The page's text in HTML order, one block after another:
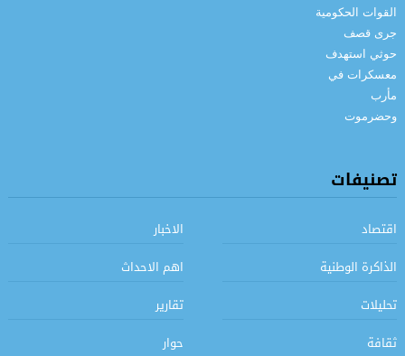
تصنيفات
اقتصاد
الاخبار
الذاكرة الوطنية
اهم الاحداث
تحليلات
تقارير
ثقافة
حوار